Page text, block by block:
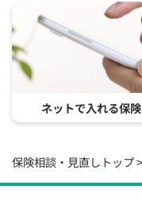
ネットで入れる保険
保険相談・見直しトップ